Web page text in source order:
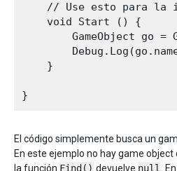
// Use esto para la
    void Start () {
GameObject go =
    }
El código simplemente busca un
En este ejemplo no hay game
la función Find() devuelve null
.